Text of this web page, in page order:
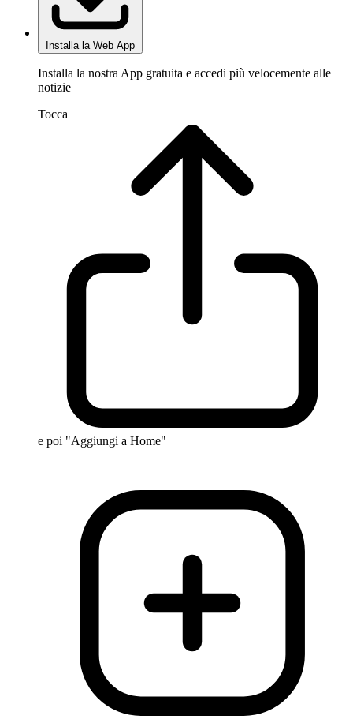
Installa la Web App
Installa la nostra App gratuita e accedi più velocemente alle
notizie
Tocca
e poi "Aggiungi a Home"